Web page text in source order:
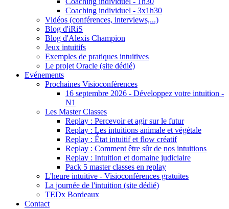
Coaching individuel - 3x1h30
Vidéos (conférences, interviews,...)
Blog d'iRiS
Blog d'Alexis Champion
Jeux intuitifs
Exemples de pratiques intuitives
Le projet Oracle (site dédié)
Evénements
Prochaines Visioconférences
16 septembre 2026 - Développez votre intuition -
N1
Les Master Classes
Replay : Percevoir et agir sur le futur
Replay : Les intuitions animale et végétale
Replay : État intuitif et flow créatif
Replay : Comment être sûr de nos intuitions
Replay : Intuition et domaine judiciaire
Pack 5 master classes en replay
L'heure intuitive - Visioconférences gratuites
La journée de l'intuition (site dédié)
TEDx Bordeaux
Contact